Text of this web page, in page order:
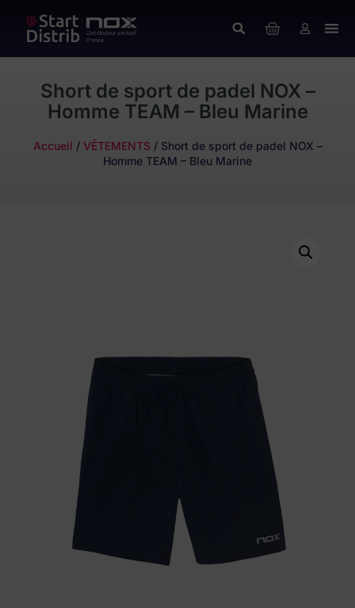
Short de sport de padel NOX –
Homme TEAM – Bleu Marine
Accueil / VÊTEMENTS / Short de sport de padel NOX –
Homme TEAM – Bleu Marine